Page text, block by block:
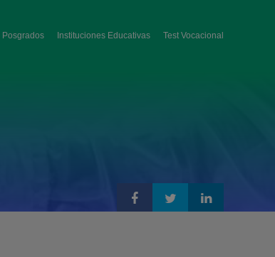
Posgrados Instituciones Educativas Test Vocacional